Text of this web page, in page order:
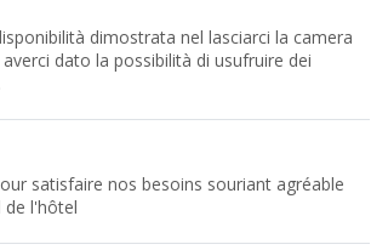
dimostrata nel lasciarci la camera
dato la possibilità di usufruire dei
satisfaire nos besoins souriant agréable
de l'hôtel